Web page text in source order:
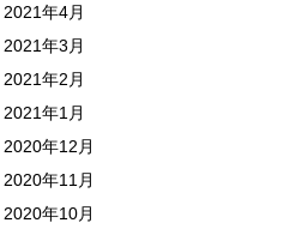
2021年4月
2021年3月
2021年2月
2021年1月
2020年12月
2020年11月
2020年10月